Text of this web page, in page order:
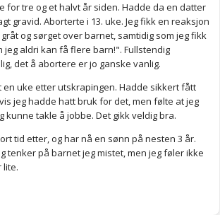
for tre og et halvt år siden. Hadde da en datter
gravid. Aborterte i 13. uke. Jeg fikk en reaksjon
gråt og sørget over barnet, samtidig som jeg fikk
jeg aldri kan få flere barn!". Fullstendig
det å abortere er jo ganske vanlig.
en uke etter utskrapingen. Hadde sikkert fått
jeg hadde hatt bruk for det, men følte at jeg
kunne takle å jobbe. Det gikk veldig bra.
tid etter, og har nå en sønn på nesten 3 år.
tenker på barnet jeg mistet, men jeg føler ikke
lite.